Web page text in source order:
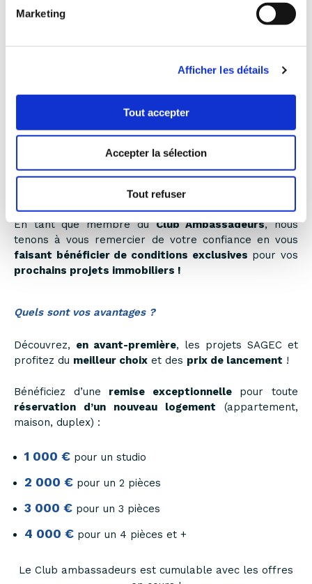
Marketing
Afficher les détails
Tout accepter
Accepter la sélection
Tout refuser
UN NOUVEAU PROJET AVEC SAGEC ?
NOUS RÉCOMPENSONS VOTRE
CONFIANCE !
de logement neuf avec nous ?
En tant que membre duClub Ambassadeurs, nous
tenons à vous remercier de votre confiance en vous
faisant bénéficier de conditions exclusives pour vos
prochains projets immobiliers !
Quels sont vos avantages ?
Découvrez, en avant-première, les projets SAGEC et
profitez du meilleur choix et des prix de lancement !
Bénéficiez d’une remise exceptionnellepour toute
réservation d’un nouveau logement (appartement,
maison, duplex) :
1 000 € pour un studio
2 000 € pour un 2 pièces
3 000 € pour un 3 pièces
4 000 € pour un 4 pièces et +
Le Club ambassadeurs est cumulable avec les offres